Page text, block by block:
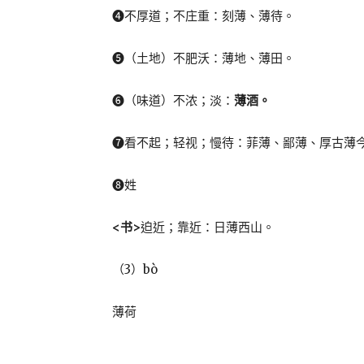
❹不厚道；不庄重：刻薄、薄待。
❺（土地）不肥沃：薄地、薄田。
❻（味道）不浓；淡： 薄酒。
❼看不起；轻视；慢待：菲薄、鄙薄、厚古薄
❽姓
<书>迫近；靠近：日薄西山。
（3）bò
薄荷